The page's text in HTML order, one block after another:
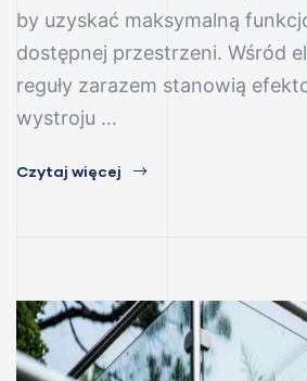
by uzyskać maksymalną
dostępnej przestrzeni. Wśród
reguły zarazem stanowią
wystroju …
Czytaj więcej